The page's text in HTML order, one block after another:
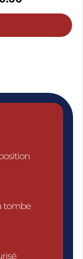
de
€70.00
tombe